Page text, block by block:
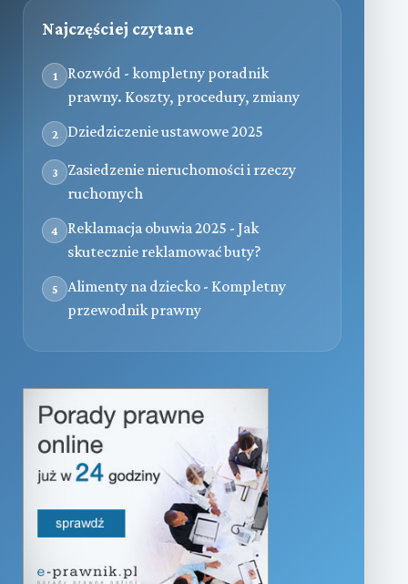
Najczęściej czytane
1
Rozwód - kompletny poradnik
prawny. Koszty, procedury, zmiany
2 Dziedziczenie ustawowe 2025
3
Zasiedzenie nieruchomości i rzeczy
ruchomych
4
Reklamacja obuwia 2025 - Jak
skutecznie reklamować buty?
5
Alimenty na dziecko - Kompletny
przewodnik prawny